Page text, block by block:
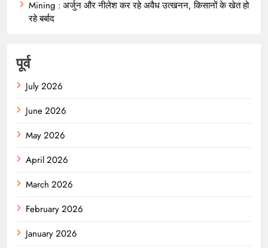
Mining : अर्जुन और नीलेश कर रहे अवैध उत्खनन, किसानों के खेत हो
रहे बर्बाद
पूर्व
July 2026
June 2026
May 2026
April 2026
March 2026
February 2026
January 2026